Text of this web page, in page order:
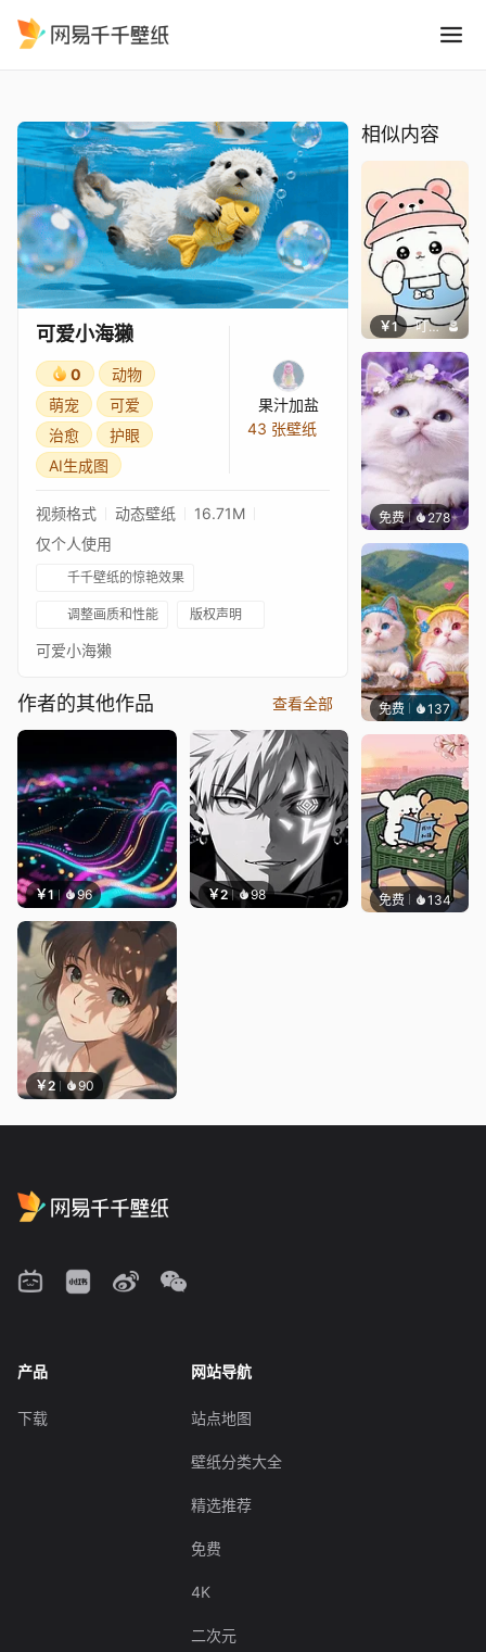
可爱小海獭
0
动物
萌宠
可爱
治愈
护眼
AI生成图
果汁加盐
43 张壁纸
视频格式 动态壁纸
16.71M
仅个人使用
千千壁纸的惊艳效果
调整画质和性能 版权声明
可爱小海獭
作者的其他作品 查看全部
￥1 96 ￥2 98
￥2 90
相似内容
￥1 叮叮当当
免费 278豆子
免费 137豆子
免费 134好看
产品
下载
网站导航
站点地图
壁纸分类大全
精选推荐
免费
4K
二次元